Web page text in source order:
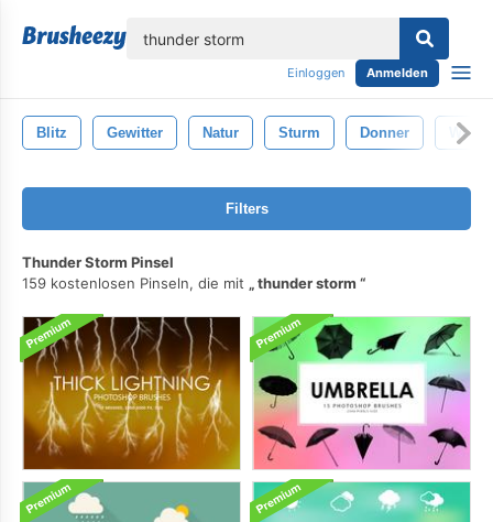
Einloggen Anmelden
Blitz Gewitter Natur Sturm Donner Wetter
Filters
Thunder Storm Pinsel
159 kostenlosen Pinseln, die mit
thunder storm